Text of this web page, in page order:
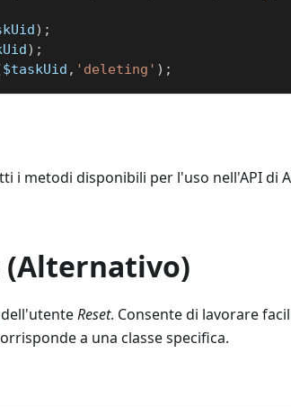
) ;
) ;
$taskUid , 'deleting' ) ;
i metodi disponibili per l'uso nell'API di
(Alternativo)
dell'utenteReset. Consente di lavorare
a una classe specifica.